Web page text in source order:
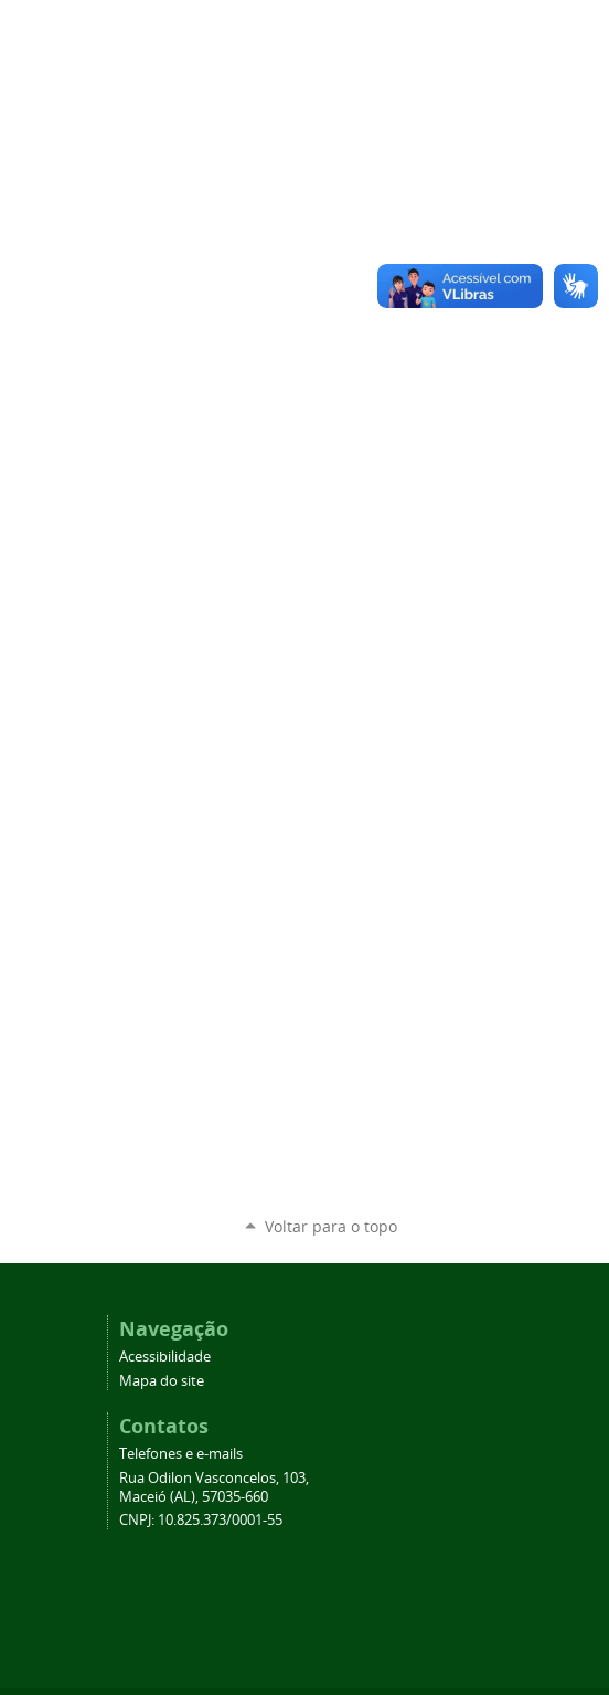
Voltar para o topo
Navegação
Acessibilidade
Mapa do site
Contatos
Telefones e e-mails
Rua Odilon Vasconcelos, 103,
Maceió (AL), 57035-660
CNPJ: 10.825.373/0001-55